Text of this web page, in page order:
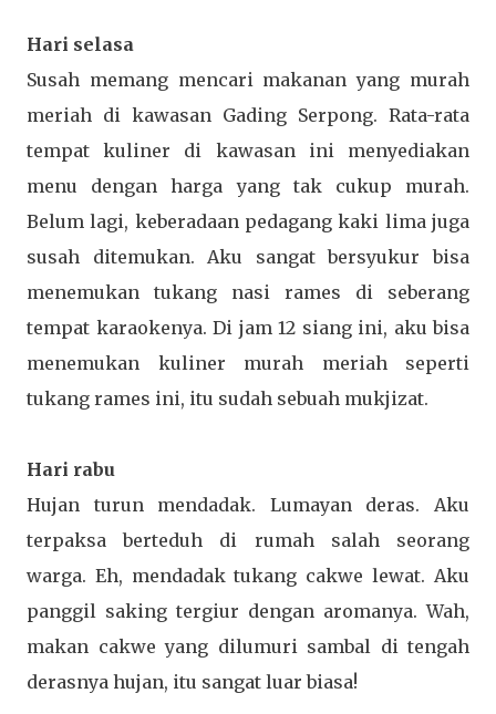
Hari selasa
Susah memang mencari makanan yang murah
meriah di kawasan Gading Serpong. Rata-rata
tempat kuliner di kawasan ini menyediakan
menu dengan harga yang tak cukup murah.
Belum lagi, keberadaan pedagang kaki lima juga
susah ditemukan. Aku sangat bersyukur bisa
menemukan tukang nasi rames di seberang
tempat karaokenya. Di jam 12 siang ini, aku bisa
menemukan kuliner murah meriah seperti
tukang rames ini, itu sudah sebuah mukjizat.
Hari rabu
Hujan turun mendadak. Lumayan deras. Aku
terpaksa berteduh di rumah salah seorang
warga. Eh, mendadak tukang cakwe lewat. Aku
panggil saking tergiur dengan aromanya. Wah,
makan cakwe yang dilumuri sambal di tengah
derasnya hujan, itu sangat luar biasa!